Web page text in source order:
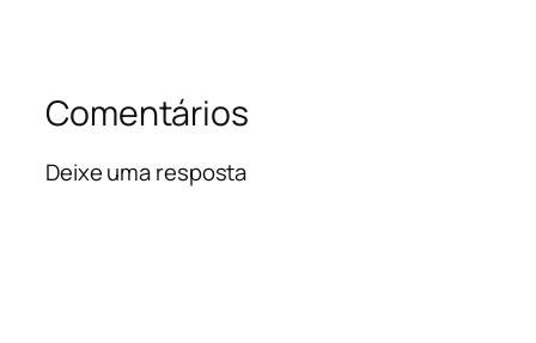
Comentários
Deixe uma resposta